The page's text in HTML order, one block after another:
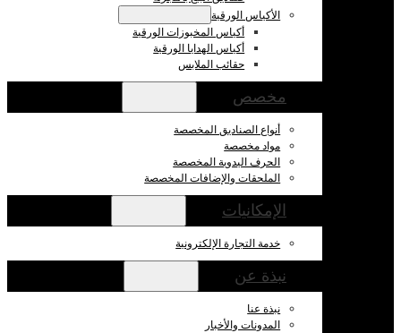
الأكياس الورقية
أكياس المخبوزات الورقية
أكياس الهدايا الورقية
حقائب الملابس
مخصص
أنواع الصناديق المخصصة
مواد مخصصة
الحرف اليدوية المخصصة
الملحقات والإضافات المخصصة
الإمكانيات
خدمة التجارة الإلكترونية
نبذة عن
نبذة عنا
المدونات والأخبار